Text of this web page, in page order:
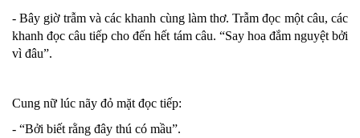
- Bây giờ trẫm và các khanh cùng làm thơ. Trẫm đọc một câu, các
khanh đọc câu tiếp cho đến hết tám câu. “Say hoa đắm nguyệt bởi
vì đâu”.
Cung nữ lúc nãy đỏ mặt đọc tiếp:
- “Bởi biết rằng đây thú có mầu”.